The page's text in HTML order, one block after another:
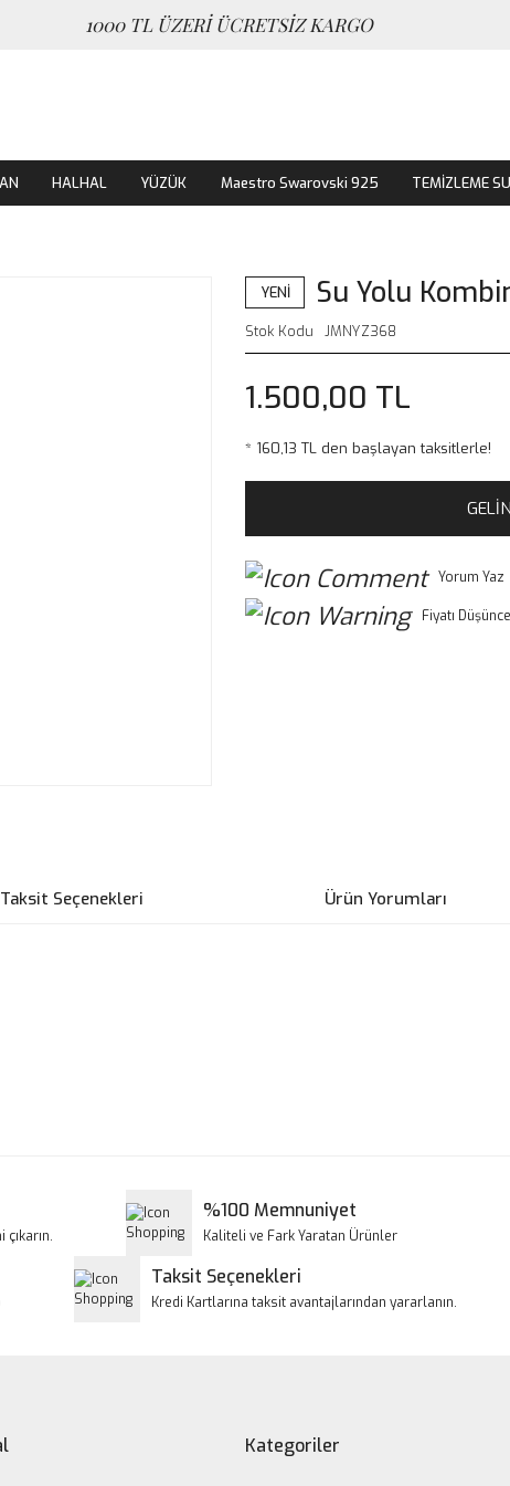
1000 TL ÜZERİ ÜCRETSİZ KARGO
HALHAL YÜZÜK Maestro Swarovski 925 TEMİZLEME
YENİ Su Yolu
Stok Kodu JMNYZ368
1.500,00 TL
* 160,13 TL den başlayan taksitlerle!
Yorum Yaz
Fiyatı
Taksit Seçenekleri Ürün Yorumları
%100 Memnuniyet
Kaliteli ve Fark Yaratan Ürünler
Taksit Seçenekleri
Kredi Kartlarına taksit avantajlarından yararlanın.
Kategoriler